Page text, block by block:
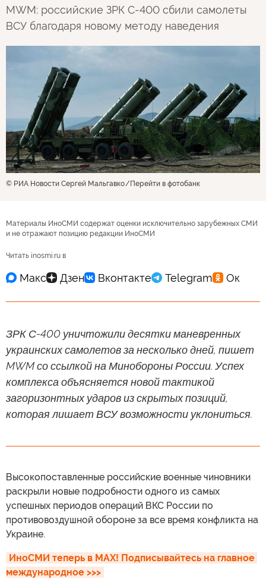
MWM: российские ЗРК С-400 сбили самолеты
ВСУ благодаря новому методу наведения
© РИА Новости Сергей Мальгавко Перейти в фотобанк
Материалы ИноСМИ содержат оценки исключительно зарубежных СМИ
и не отражают позицию редакции ИноСМИ
Читать inosmi.ru в
ЗРК С-400 уничтожили десятки маневренных
украинских самолетов за несколько дней, пишет
MWM со ссылкой на Минобороны России. Успех
комплекса объясняется новой тактикой
загоризонтных ударов из скрытых позиций,
которая лишает ВСУ возможности уклониться.
Высокопоставленные российские военные чиновники
раскрыли новые подробности одного из самых
успешных периодов операций ВКС России по
противовоздушной обороне за все время конфликта на
Украине.
ИноСМИ теперь в MAX! Подписывайтесь на главное
международное >>>